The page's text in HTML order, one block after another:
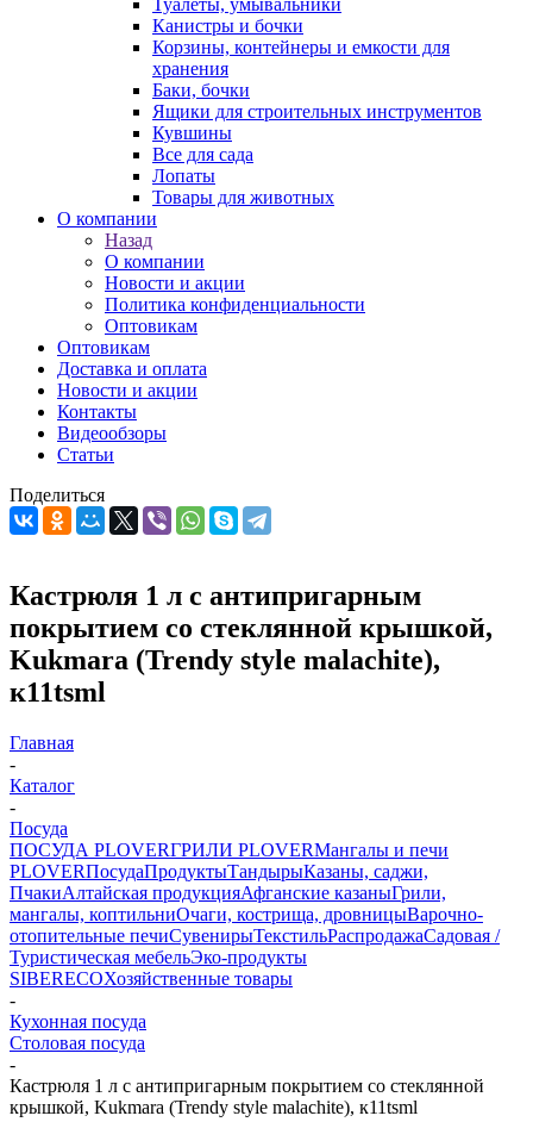
Туалеты, умывальники
Канистры и бочки
Корзины, контейнеры и емкости для
хранения
Баки, бочки
Ящики для строительных инструментов
Кувшины
Все для сада
Лопаты
Товары для животных
О компании
Назад
О компании
Новости и акции
Политика конфиденциальности
Оптовикам
Оптовикам
Доставка и оплата
Новости и акции
Контакты
Видеообзоры
Статьи
Поделиться
Кастрюля 1 л с антипригарным
покрытием со стеклянной крышкой,
Kukmara (Trendy style malachite),
к11tsml
Главная
-
Каталог
-
Посуда
ПОСУДА PLOVERГРИЛИ PLOVERМангалы и печи
PLOVERПосудаПродуктыТандырыКазаны, саджи,
ПчакиАлтайская продукцияАфганские казаныГрили,
мангалы, коптильниОчаги, кострища, дровницыВарочно-
отопительные печиСувенирыТекстильРаспродажаСадовая /
Туристическая мебельЭко-продукты
SIBERECOХозяйственные товары
-
Кухонная посуда
Столовая посуда
-
Кастрюля 1 л с антипригарным покрытием со стеклянной
крышкой, Kukmara (Trendy style malachite), к11tsml